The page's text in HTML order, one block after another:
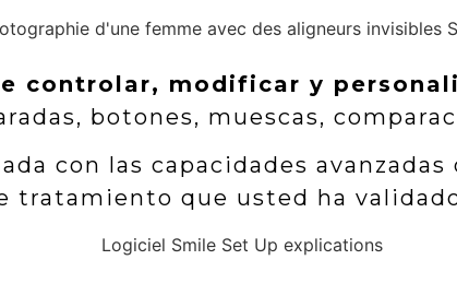
controlar, modificar y
botones, muescas,
con las capacidades
tratamiento que usted ha